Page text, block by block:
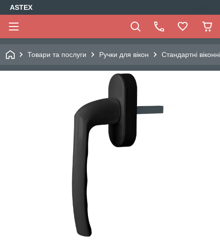
ASTEX
Товари та послуги Ручки для вікон Стандартні